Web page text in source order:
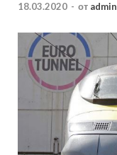
18.03.2020 - от admin